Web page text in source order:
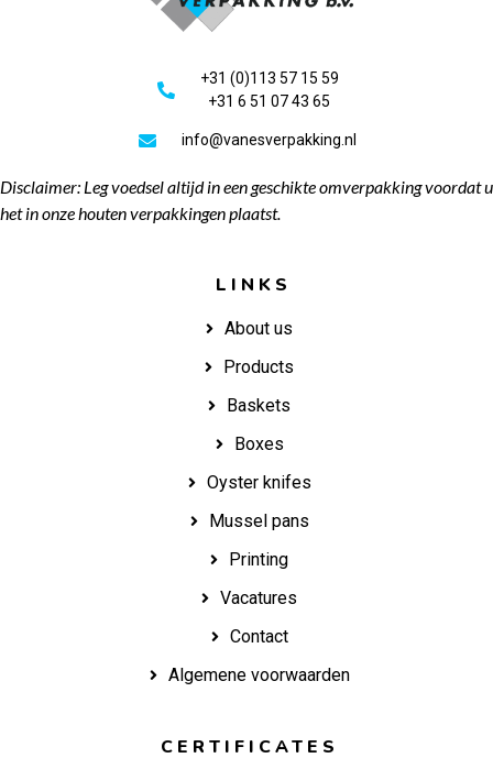
+31 (0)113 57 15 59
+31 6 51 07 43 65
info@vanesverpakking.nl
Disclaimer: Leg voedsel altijd in een geschikte omverpakking voordat u
het in onze houten verpakkingen plaatst.
LINKS
About us
Products
Baskets
Boxes
Oyster knifes
Mussel pans
Printing
Vacatures
Contact
Algemene voorwaarden
CERTIFICATES